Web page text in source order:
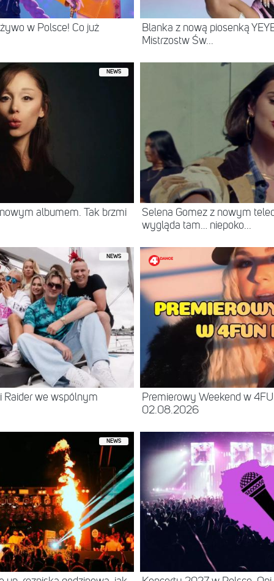
w Polsce! Co już
Blanka z nową piosenką
Mistrzostw Św...
NEWS
albumem. Tak brzmi
Selena Gomez z nowym
wygląda tam… niepoko...
NEWS
Raider we wspólnym
Premierowy Weekend w
02.08.2026
NEWS